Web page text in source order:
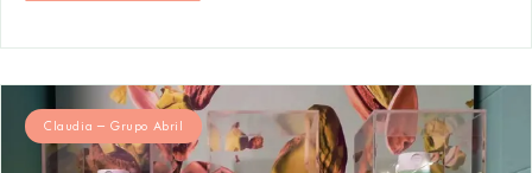
Claudia – Grupo Abril